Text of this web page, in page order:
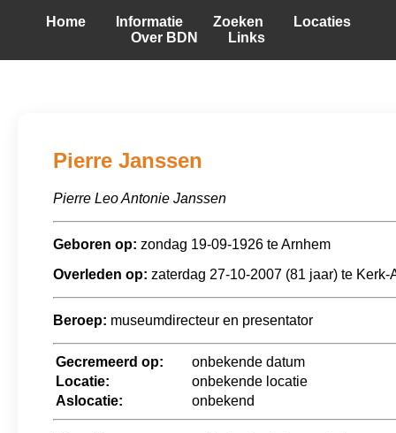
Home Informatie Zoeken
Locaties
Over BDN
Links
Pierre Janssen
Pierre Leo Antonie Janssen
Geboren op: zondag 19-09-1926 te Arnhem
Overleden op: zaterdag 27-10-2007 (81 jaar) te Kerk-
Beroep: museumdirecteur en presentator
Gecremeerd op:
onbekende datum
Locatie:
onbekende locatie
Aslocatie:
onbekend